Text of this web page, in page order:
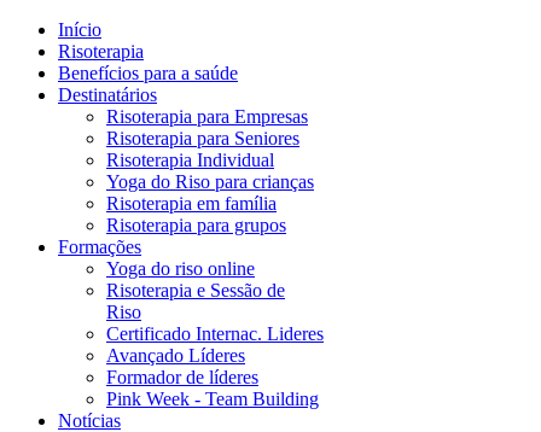
Início
Risoterapia
Benefícios para a saúde
Destinatários
Risoterapia para Empresas
Risoterapia para Seniores
Risoterapia Individual
Yoga do Riso para crianças
Risoterapia em família
Risoterapia para grupos
Formações
Yoga do riso online
Risoterapia e Sessão de
Riso
Certificado Internac. Lideres
Avançado Líderes
Formador de líderes
Pink Week - Team Building
Notícias